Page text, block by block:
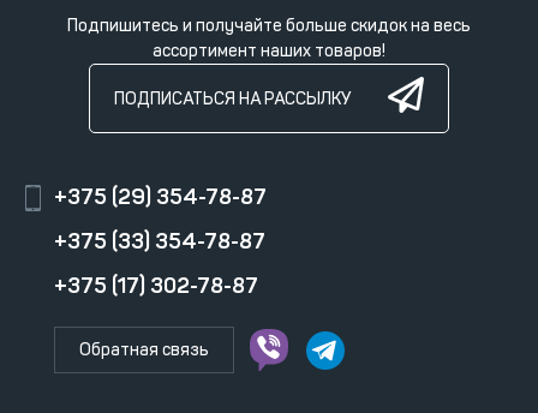
Подпишитесь и получайте больше скидок на весь
ассортимент наших товаров!
ПОДПИСАТЬСЯ НА РАССЫЛКУ
+375 (29) 354-78-87
+375 (33) 354-78-87
+375 (17) 302-78-87
Обратная связь